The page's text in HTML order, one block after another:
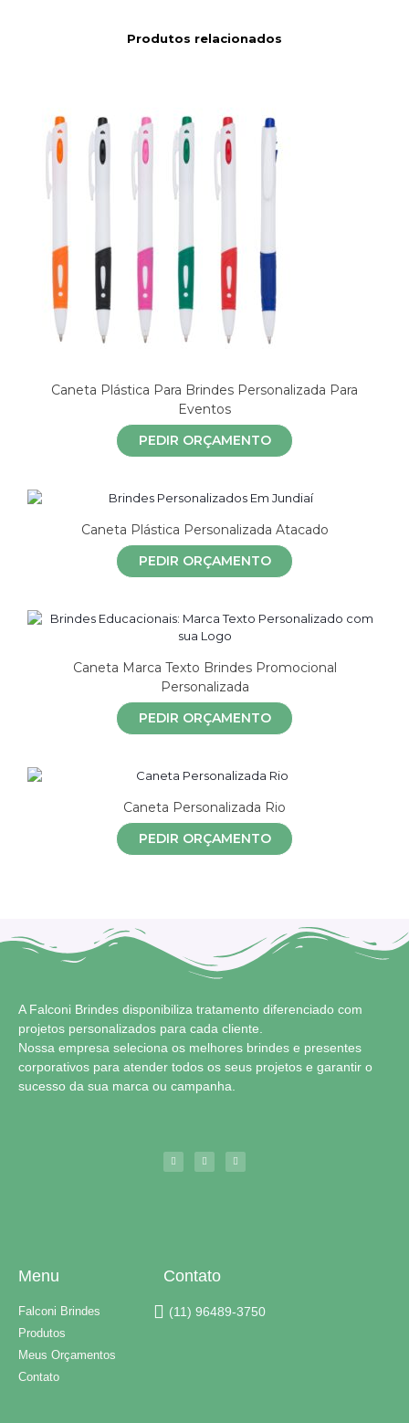
Produtos relacionados
Caneta Plástica Para Brindes Personalizada Para
Eventos
PEDIR ORÇAMENTO
Caneta Plástica Personalizada Atacado
PEDIR ORÇAMENTO
Caneta Marca Texto Brindes Promocional
Personalizada
PEDIR ORÇAMENTO
Caneta Personalizada Rio
PEDIR ORÇAMENTO
A Falconi Brindes disponibiliza tratamento diferenciado com
projetos personalizados para cada cliente.
Nossa empresa seleciona os melhores brindes e presentes
corporativos para atender todos os seus projetos e garantir o
sucesso da sua marca ou campanha.
Menu
Falconi Brindes
Produtos
Meus Orçamentos
Contato
Contato
(11) 96489-3750